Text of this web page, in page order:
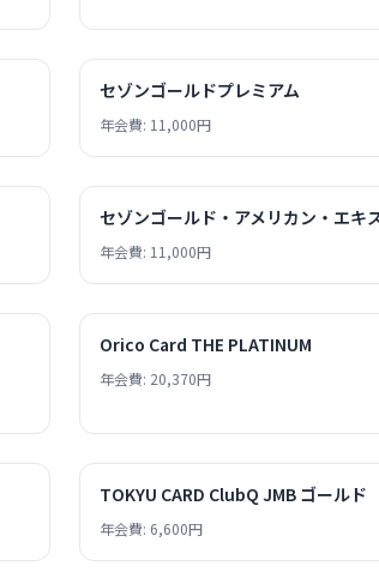
セゾンゴールドプレミアム
年会費: 11,000円
セゾンゴールド・アメリカン・エキ
年会費: 11,000円
Orico Card THE PLATINUM
年会費: 20,370円
TOKYU CARD ClubQ JMB ゴールド
年会費: 6,600円